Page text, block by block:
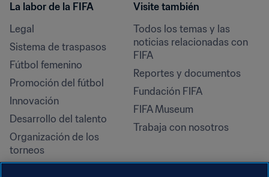
La labor de la FIFA
Legal
Sistema de traspasos
Fútbol femenino
Promoción del fútbol
Innovación
Desarrollo del talento
Organización de los
torneos
Visite también
Todos los temas y las
noticias relacionadas con
FIFA
Reportes y documentos
Fundación FIFA
FIFA Museum
Trabaja con nosotros